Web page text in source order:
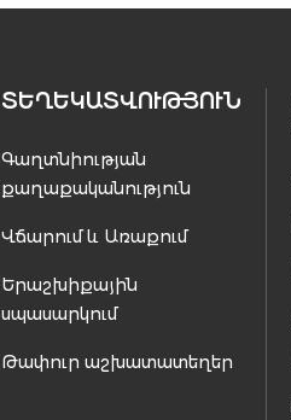
ՏԵՂԵԿԱՏՎՈՒԹՅՈՒՆ
Գաղտնիության
քաղաքականություն
Վճարում և Առաքում
Երաշխիքային
սպասարկում
Թափուր աշխատատեղեր